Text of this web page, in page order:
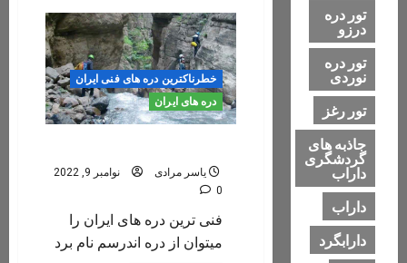
تنگ
خشک
داراب
خطرناکترین دره های فنی ایران
دره های ایران
یاسر مرادی
نوامبر 9, 2022
0
فنی ترین دره های ایران را
میتوان از دره اندرسم نام برد
تور دره
درزو
تور دره
نوردی
تور رغز
جاذبه های
گردشگری
داراب
داراب
دارابگرد